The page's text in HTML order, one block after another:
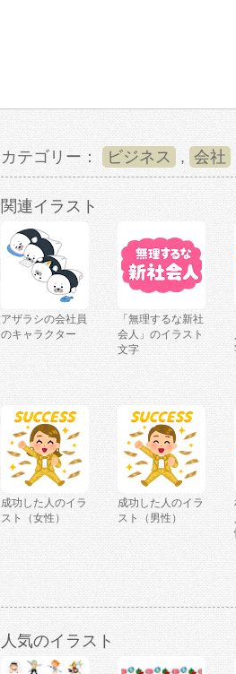
カテゴリー： ビジネス , 会社
関連イラスト
アザラシの会社員
のキャラクター
「無理するな新社
会人」のイラスト
文字
成功した人のイラ
スト（女性）
成功した人のイラ
スト（男性）
人気のイラスト